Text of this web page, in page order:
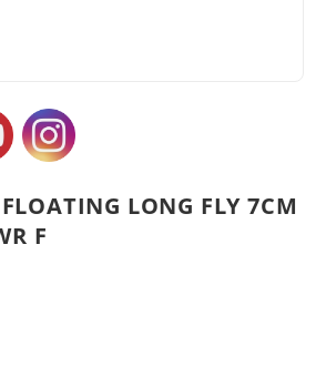
LONG FLY 7CM
F